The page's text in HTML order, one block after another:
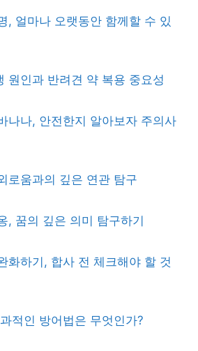
, 얼마나 오랫동안 함께할 수 있
원인과 반려견 약 복용 중요성
나나, 안전한지 알아보자 주의사
로움과의 깊은 연관 탐구
, 꿈의 깊은 의미 탐구하기
화하기, 합사 전 체크해야 할 것
적인 방어법은 무엇인가?